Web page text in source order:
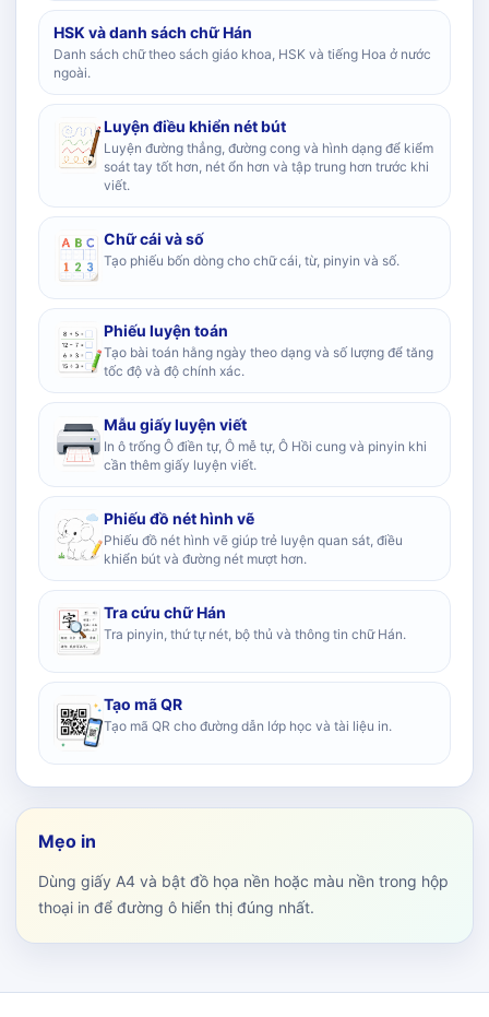
HSK và danh sách chữ Hán
Danh sách chữ theo sách giáo khoa, HSK và tiếng Hoa ở nước
ngoài.
Luyện điều khiển nét bút
Luyện đường thẳng, đường cong và hình dạng để kiểm
soát tay tốt hơn, nét ổn hơn và tập trung hơn trước khi
viết.
Chữ cái và số
Tạo phiếu bốn dòng cho chữ cái, từ, pinyin và số.
Phiếu luyện toán
Tạo bài toán hằng ngày theo dạng và số lượng để tăng
tốc độ và độ chính xác.
Mẫu giấy luyện viết
In ô trống Ô điền tự, Ô mễ tự, Ô Hồi cung và pinyin khi
cần thêm giấy luyện viết.
Phiếu đồ nét hình vẽ
Phiếu đồ nét hình vẽ giúp trẻ luyện quan sát, điều
khiển bút và đường nét mượt hơn.
Tra cứu chữ Hán
Tra pinyin, thứ tự nét, bộ thủ và thông tin chữ Hán.
Tạo mã QR
Tạo mã QR cho đường dẫn lớp học và tài liệu in.
Mẹo in
Dùng giấy A4 và bật đồ họa nền hoặc màu nền trong hộp
thoại in để đường ô hiển thị đúng nhất.